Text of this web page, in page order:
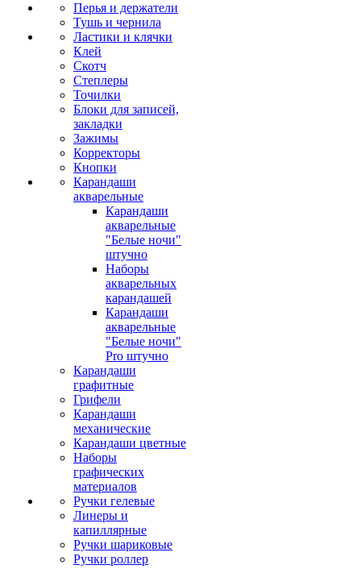
Перья и держатели
Тушь и чернила
Ластики и клячки
Клей
Скотч
Степлеры
Точилки
Блоки для записей,
закладки
Зажимы
Корректоры
Кнопки
Карандаши
акварельные
Карандаши
акварельные
"Белые ночи"
штучно
Наборы
акварельных
карандашей
Карандаши
акварельные
"Белые ночи"
Pro штучно
Карандаши
графитные
Грифели
Карандаши
механические
Карандаши цветные
Наборы
графических
материалов
Ручки гелевые
Линеры и
капиллярные
Ручки шариковые
Ручки роллер